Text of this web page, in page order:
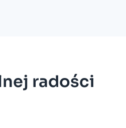
radości